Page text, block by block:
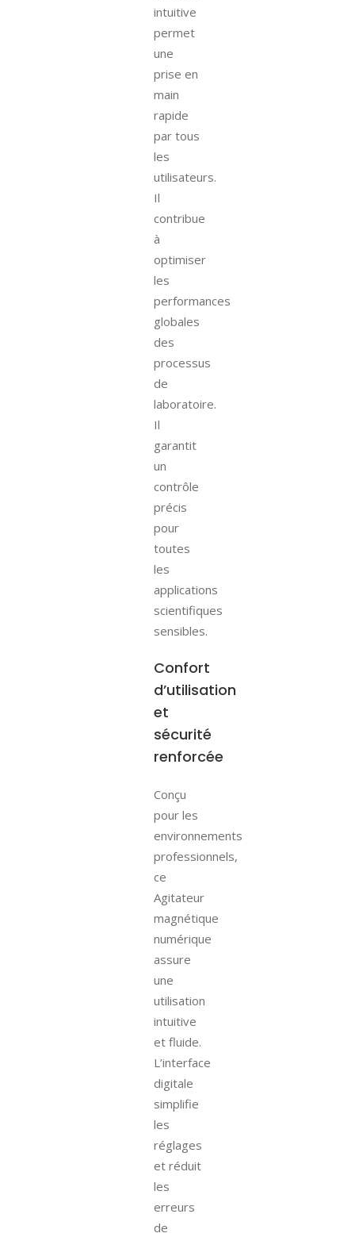
intuitive
permet
une
prise en
main
rapide
par tous
les
utilisateurs.
Il
contribue
à
optimiser
les
performances
globales
des
processus
de
laboratoire.
Il
garantit
un
contrôle
précis
pour
toutes
les
applications
scientifiques
sensibles.
Confort
d’utilisation
et
sécurité
renforcée
Conçu
pour les
environnements
professionnels,
ce
Agitateur
magnétique
numérique
assure
une
utilisation
intuitive
et fluide.
L’interface
digitale
simplifie
les
réglages
et réduit
les
erreurs
de